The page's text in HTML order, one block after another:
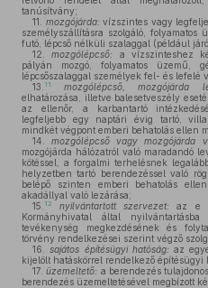
tanúsítvány;
11.
mozgójárda: vízszintes vagy
személyszállításra szolgáló, folyamatos
futó, lépcső nélküli szalaggal (például
12.
mozgólépcső:
a vízszinteshez
pályán mozgó, folyamatos üzemű,
lépcsőszalaggal személyek fel- és lefelé
13. 11 mozgólépcső, mozgójárda
elhatározása, illetve balesetveszély
az ellenőr, a karbantartó
legfeljebb egy naptári évig tartó,
mindkét végpont emberi behatolás ellen
14.
mozgólépcső vagy mozgójárda
mozgójárda hálózatról való maradandó
kötéssel, a forgalmi terhelésnek
helyzetben tartó berendezéssel való
belépő szinten emberi behatolás
akadállyal való lezárása;
15. 12 nyilvántartott szervezet:
az e
Kormányhivatal által
tevékenység megkezdésének és
törvény rendelkezései szerint végző
16.
sajátos építésügyi hatóság: az
kijelölt hatáskörrel rendelkező építésügyi
17. üzemeltető: a berendezés
berendezés üzemeltetésével megbízott